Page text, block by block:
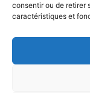
consentir ou de retirer
caractéristiques et
Site